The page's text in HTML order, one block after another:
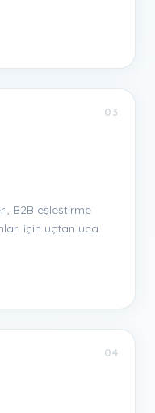
03
B2B eşleştirme
için uçtan uca
04